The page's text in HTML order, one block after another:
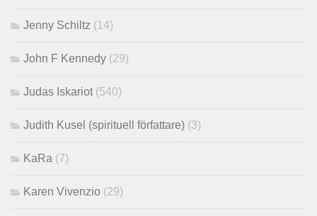
Jenny Schiltz (14)
John F Kennedy (29)
Judas Iskariot(540)
Judith Kusel (spirituell författare) (3)
KaRa (7)
Karen Vivenzio (29)